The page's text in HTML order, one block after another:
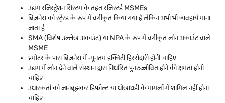
उद्यम रजिस्ट्रेशन सिस्टम के तहत रजिस्टर्ड MSMEs
बिज़नेस को स्ट्रेस्ड के रूप में वर्गीकृत किया गया है लेकिन अभी भी व्यवहार्य माना
जाता है
SMA (विशेष उल्लेख अकाउंट) या NPA के रूप में वर्गीकृत लोन अकाउंट वाले
MSME
प्रमोटर के पास बिज़नेस में न्यूनतम इक्विटी हिस्सेदारी होनी चाहिए
उद्यम में लोन देने वाले संस्थान द्वारा निर्धारित पुनरुज्जीवित होने की क्षमता होनी
चाहिए
उधारकर्ता को जानबूझकर डिफॉल्ट या धोखाधड़ी के मामलों में शामिल नहीं होना
चाहिए